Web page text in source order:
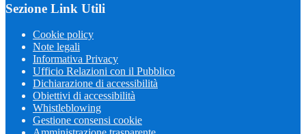
Sezione Link Utili
Cookie policy
Note legali
Informativa Privacy
Ufficio Relazioni con il Pubblico
Dichiarazione di accessibilità
Obiettivi di accessibilità
Whistleblowing
Gestione consensi cookie